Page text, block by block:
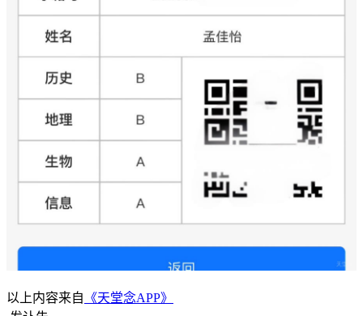
以上内容来自 《天堂念APP》